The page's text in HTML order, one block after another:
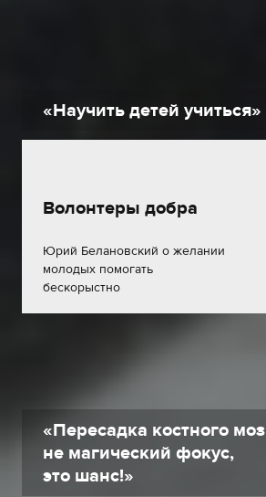
«Научить детей учиться»
Волонтеры добра
Юрий Белановский о желании
молодых помогать
бескорыстно
«Пересадка костного
не магический фокус,
это шанс!»